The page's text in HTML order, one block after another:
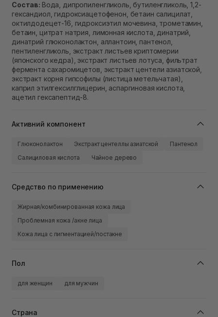
Состав: Вода, дипропиленгликоль, бутиленгликоль, 1,2-
гександиол, гидроксиацетофенон, бетаин салицилат,
октилдодецет-16, гидроксиэтил мочевина, трометамин,
бетаин, цитрат натрия, лимонная кислота, динатрий,
динатрий глюконолактон, аллантоин, пантенол,
пентиленгликоль, экстракт листьев криптомерии
(японского кедра), экстракт листьев лотуса, фильтрат
фермента сахаромицетов, экстракт центели азиатской,
экстракт корня гипсофилы (листица метельчатая),
каприл этилгексилглицерин, аспаргиновая кислота,
ацетил гексапептид-8.
Активний компонент
Глюконолактон Экстракт центеллы азиатской
Пантенол
Салициловая кислота
Чайное дерево
Средство по применению
Жирная/комбинированная кожа лица
Проблемная кожа /акне лица
Кожа лица с пигментацией/постакне
Пол
для женщин для мужчин
Страна